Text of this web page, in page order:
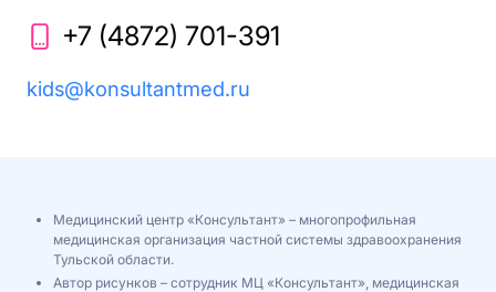
+7 (4872) 701-391
kids@konsultantmed.ru
Медицинский центр «Консультант» – многопрофильная
медицинская организация частной системы здравоохранения
Тульской области.
Автор рисунков – сотрудник МЦ «Консультант», медицинская